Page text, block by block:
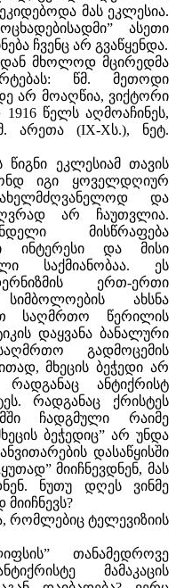
მას ეკლესია.
ასეთი
ჩვენც არ გვაწყენდა.
მხოლოდ მცირედმა
წმ. მეთოდი
არ მოაღწია, ვიქტორი
წელს აღმოაჩინეს,
არეთა (IX-Xს.), ნეტ.
ეკლესიამ თავის
იგი ყოველდღიურ
და
არ ჩაუთვლია.
მისწრაფება
ინტერესი და მისი
საქმიანობაა. ეს
ერთ-ერთი
ახსნა
საღმრთო წერილის
დაყვანა ბანალური
გადმოცემის
მხეცის ბეჭედი არ
ანტიქრისტ
რადგანაც ქრისტეს
ჩადგმული რაიმე
ბეჭედიც” არ უნდა
დასაწყისში
მიიჩნევდნენ, მას
ნუთუ დღეს ვინმე
რომლებიც ტელევიზიის
თანამედროვე
მამაკაცის